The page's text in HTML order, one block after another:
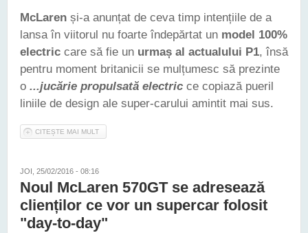
McLaren și-a anunțat de ceva timp intențiile de a
lansa în viitorul nu foarte îndepărtat un model 100%
electric care să fie un urmaș al actualului P1, însă
pentru moment britanicii se mulțumesc să prezinte
o ...jucărie propulsată electric ce copiază pueril
liniile de design ale super-carului amintit mai sus.
CITEȘTE MAI MULT
JOI, 25/02/2016 - 08:16
Noul McLaren 570GT se adresează
clienților ce vor un supercar folosit
"day-to-day"